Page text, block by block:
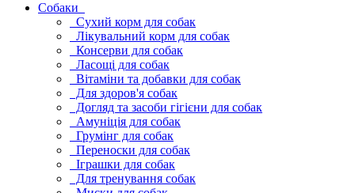
Cобаки
Сухий корм для собак
Лікувальний корм для собак
Консерви для собак
Ласощі для собак
Вітаміни та добавки для собак
Для здоров'я собак
Догляд та засоби гігієни для собак
Амуніція для собак
Грумінг для собак
Переноски для собак
Іграшки для собак
Для тренування собак